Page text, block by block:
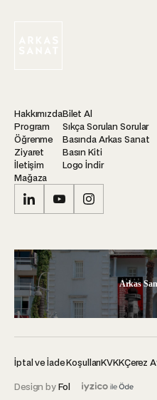
Hakkımızda
Program
Öğrenme
Ziyaret
İletişim
Mağaza
Bilet Al
Sıkça Sorulan Sorular
Basında Arkas Sanat
Basın Kiti
Logo İndir
Arkas
İptal ve İade KoşullarıKVKKÇerez
Design byFol